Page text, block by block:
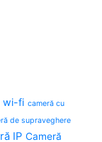
wi-fi cameră cu
de supraveghere
IP Cameră